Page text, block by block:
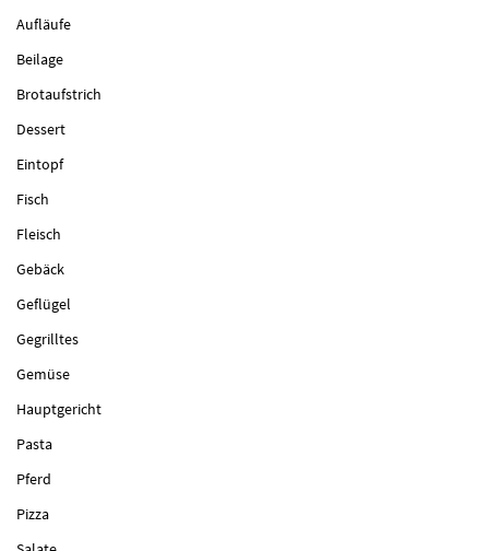
Aufläufe
Beilage
Brotaufstrich
Dessert
Eintopf
Fisch
Fleisch
Gebäck
Geflügel
Gegrilltes
Gemüse
Hauptgericht
Pasta
Pferd
Pizza